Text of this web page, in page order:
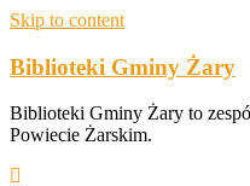
Skip to content
Biblioteki Gminy Żary
Biblioteki Gminy Żary to
Powiecie Żarskim.